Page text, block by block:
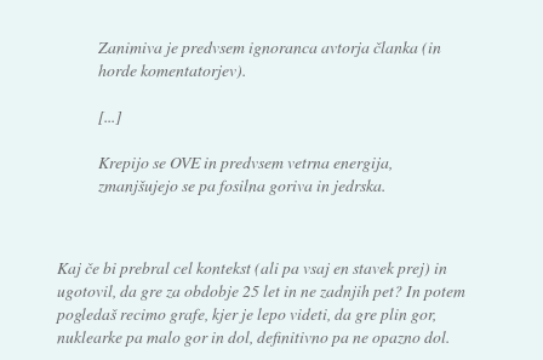
Zanimiva je predvsem ignoranca avtorja članka (in
horde komentatorjev).
[...]
Krepijo se OVE in predvsem vetrna energija,
zmanjšujejo se pa fosilna goriva in jedrska.
Kaj če bi prebral cel kontekst (ali pa vsaj en stavek prej) in
ugotovil, da gre za obdobje 25 let in ne zadnjih pet? In potem
pogledaš recimo grafe, kjer je lepo videti, da gre plin gor,
nuklearke pa malo gor in dol, definitivno pa ne opazno dol.